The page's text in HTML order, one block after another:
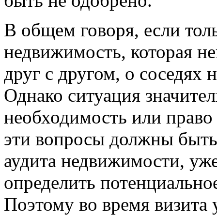
В общем говоря, если
недвижимость, которая
друг с другом, о соседях
Однако ситуация
необходимость или
эти вопросы должны
аудита недвижимости,
определить
Поэтому во время визита